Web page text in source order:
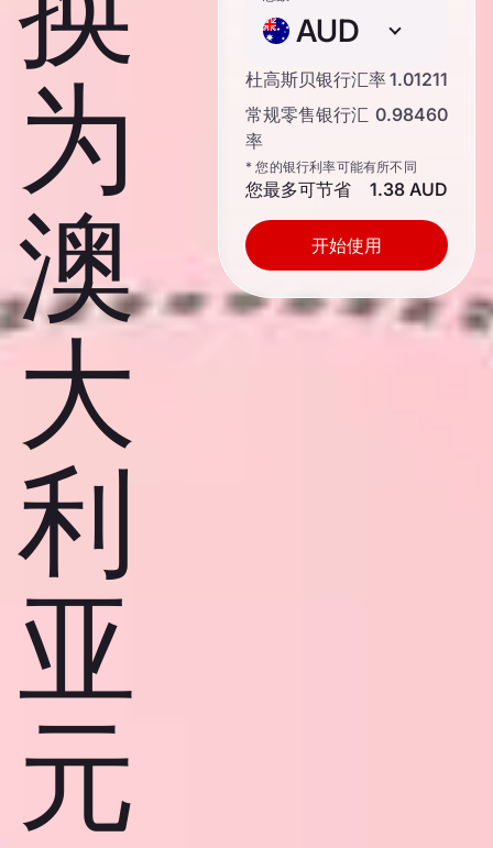
为
澳
大
利
亚
元
AUD
杜高斯贝银行汇率1.01211
常规零售银行汇
率
0.98460
* 您的银行利率可能有所不同
您最多可节省 1.38 AUD
开始使用